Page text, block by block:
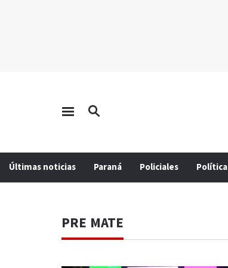
Últimas noticias Paraná Policiales Política
PRE MATE